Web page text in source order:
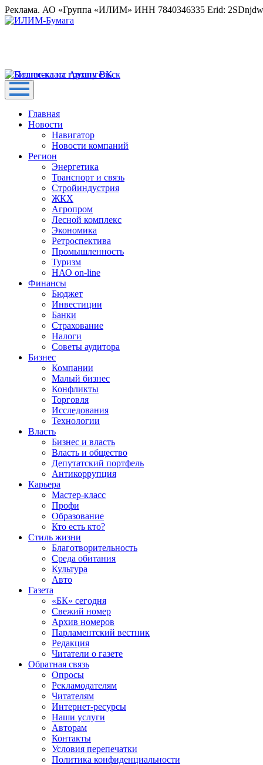
Реклама. АО «Группа «ИЛИМ» ИНН 7840346335 Erid:
Главная
Новости
Навигатор
Новости компаний
Регион
Энергетика
Транспорт и связь
Стройиндустрия
ЖКХ
Агропром
Лесной комплекс
Экономика
Ретроспектива
Промышленность
Туризм
НАО on-line
Финансы
Бюджет
Инвестиции
Банки
Страхование
Налоги
Советы аудитора
Бизнес
Компании
Малый бизнес
Конфликты
Торговля
Исследования
Технологии
Власть
Бизнес и власть
Власть и общество
Депутатский портфель
Антикоррупция
Карьера
Мастер-класс
Профи
Образование
Кто есть кто?
Стиль жизни
Благотворительность
Среда обитания
Культура
Авто
Газета
«БК» сегодня
Свежий номер
Архив номеров
Парламентский вестник
Редакция
Читатели о газете
Обратная связь
Опросы
Рекламодателям
Читателям
Интернет-ресурсы
Наши услуги
Авторам
Контакты
Условия перепечатки
Политика конфиденциальности